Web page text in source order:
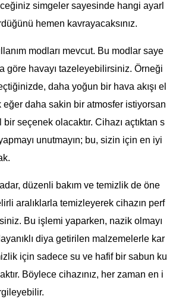
simgeler sayesinde hangi ayarl
hemen kavrayacaksınız.
modları mevcut. Bu modlar saye
göre havayı tazeleyebilirsiniz. Örneği
daha yoğun bir hava akışı el
daha sakin bir atmosfer istiyorsan
seçenek olacaktır. Cihazı açtıktan s
unutmayın; bu, sizin için en iyi
düzenli bakım ve temizlik de öne
aralıklarla temizleyerek cihazın perf
Bu işlemi yaparken, nazik olmayı
diya getirilen malzemelerle kar
için sadece su ve hafif bir sabun ku
Böylece cihazınız, her zaman en i